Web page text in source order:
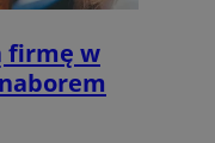
firmę w